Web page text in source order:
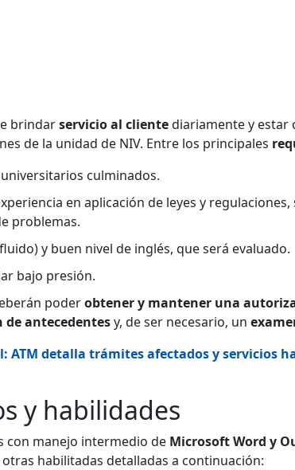
brindarservicio al clientediariamente y estar
de la unidad de NIV. Entre los principales
culminados.
en aplicación de leyes y
problemas.
y buen nivel de inglés, que será evaluado.
bajo presión.
poderobtener y mantener una
antecedentesy, de ser necesario, un
ATM detalla trámites afectados y servicios
y habilidades
con manejo intermedio de Microsoft Word y
habilitadas detalladas a continuación: